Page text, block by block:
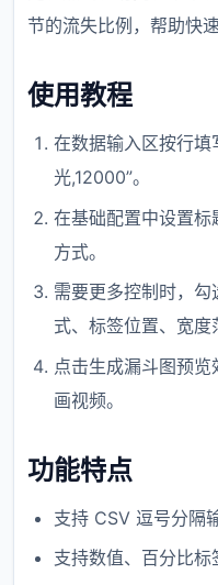
节的流失比例，帮助快
使用教程
在数据输入区按行填
光,12000”。
在基础配置中设置
方式。
需要更多控制时，
式、标签位置、宽度
点击生成漏斗图预
画视频。
功能特点
支持 CSV 逗号分隔
支持数值、百分比标